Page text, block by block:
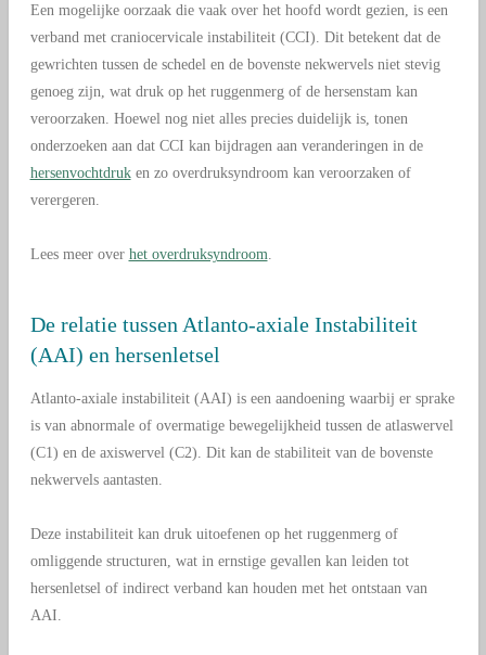
Een mogelijke oorzaak die vaak over het hoofd wordt gezien, is een
verband met craniocervicale instabiliteit (CCI). Dit betekent dat de
gewrichten tussen de schedel en de bovenste nekwervels niet stevig
genoeg zijn, wat druk op het ruggenmerg of de hersenstam kan
veroorzaken. Hoewel nog niet alles precies duidelijk is, tonen
onderzoeken aan dat CCI kan bijdragen aan veranderingen in de
hersenvochtdruken zo overdruksyndroom kan veroorzaken of
verergeren.
Lees meer over het overdruksyndroom
De relatie tussen Atlanto-axiale Instabiliteit
(AAI) en hersenletsel
Atlanto-axiale instabiliteit (AAI) is een aandoening waarbij er sprake
is van abnormale of overmatige bewegelijkheid tussen de atlaswervel
(C1) en de axiswervel (C2). Dit kan de stabiliteit van de bovenste
nekwervels aantasten.
Deze instabiliteit kan druk uitoefenen op het ruggenmerg of
omliggende structuren, wat in ernstige gevallen kan leiden tot
hersenletsel of indirect verband kan houden met het ontstaan van
AAI.